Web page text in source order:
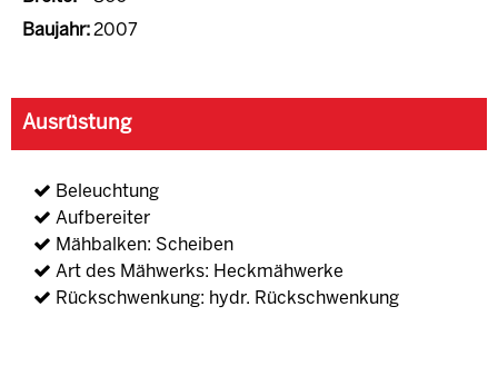
Baujahr: 2007
Ausrüstung
Beleuchtung
Aufbereiter
Mähbalken: Scheiben
Art des Mähwerks: Heckmähwerke
Rückschwenkung: hydr. Rückschwenkung